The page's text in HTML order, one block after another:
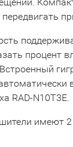
процент
RAD-N10T3E.
имеют